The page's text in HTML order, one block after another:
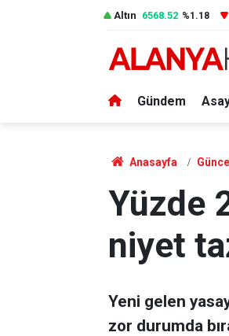
Altın 6568.52 %1.18
Gündem
Anasayfa Güncel
Yüzde
niyet
Yeni gelen
zor durumda